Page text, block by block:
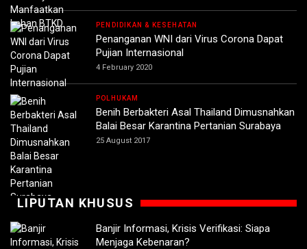
PENDIDIKAN & KESEHATAN
Penanganan WNI dari Virus Corona Dapat
Pujian Internasional
4 February 2020
POLHUKAM
Benih Berbakteri Asal Thailand Dimusnahkan
Balai Besar Karantina Pertanian Surabaya
25 August 2017
LIPUTAN KHUSUS
Banjir Informasi, Krisis Verifikasi: Siapa
Menjaga Kebenaran?